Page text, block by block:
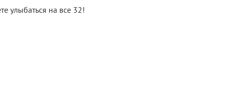
улыбаться на все 32!